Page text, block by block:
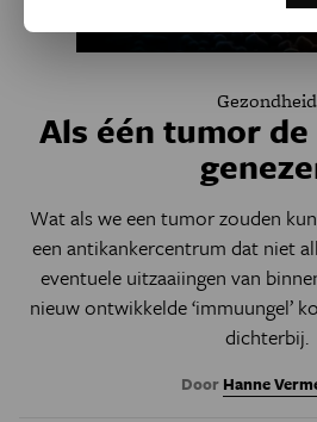
Gezondheid
Als één tumor
Wat als we een tumor zouden
een antikankercentrum dat niet
eventuele uitzaaiingen van
nieuw ontwikkelde ‘immuungel’
dichterbij.
Door Hanne